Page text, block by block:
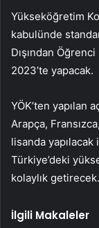
Yükseköğretim
kabulünde
Dışından Öğrenci
2023’te yapacak.
YÖK’ten yapılan
Arapça,
lisanda
Türkiye’deki
kolaylık getirecek.
İlgili Makaleler